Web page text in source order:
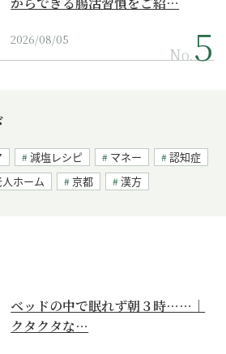
2026/08/05
No.
減塩レシピ マネー
認知症
ホーム 京都 漢方
ベッドの中で眠れず朝３時……｜
クタクタな…